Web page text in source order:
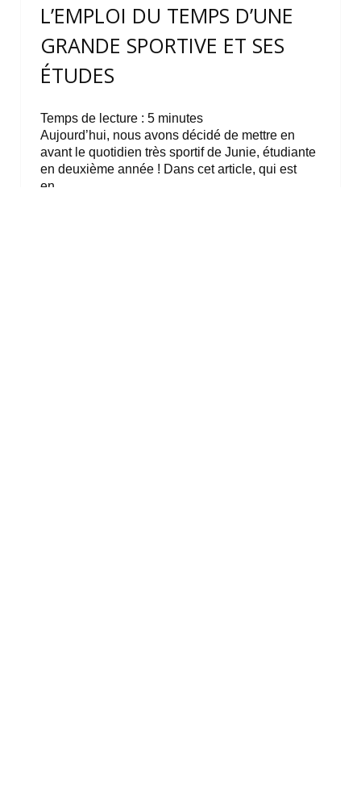
L’EMPLOI DU TEMPS D’UNE
GRANDE SPORTIVE ET SES
ÉTUDES
Temps de lecture : 5 minutes
Aujourd’hui, nous avons décidé de mettre en
avant le quotidien très sportif de Junie, étudiante
en deuxième année ! Dans cet article, qui est
en…